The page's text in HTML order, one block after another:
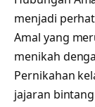
menjadi
Amal yang
menikah
Pernikahan
jajaran